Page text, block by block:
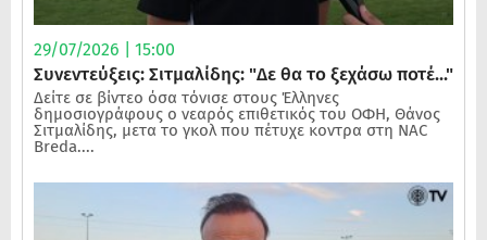
29/07/2026 | 15:00
Συνεντεύξεις: Σιτμαλίδης: "Δε θα το ξεχάσω ποτέ..."
Δείτε σε βίντεο όσα τόνισε στους Έλληνες
δημοσιογράφους ο νεαρός επιθετικός του ΟΦΗ, Θάνος
Σιτμαλίδης, μετα το γκολ που πέτυχε κοντρα στη NAC
Breda....